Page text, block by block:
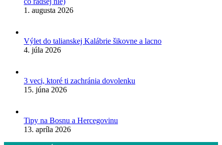
1. augusta 2026
Výlet do talianskej Kalábrie šikovne a lacno
4. júla 2026
3 veci, ktoré ti zachránia dovolenku
15. júna 2026
Tipy na Bosnu a Hercegovinu
13. apríla 2026